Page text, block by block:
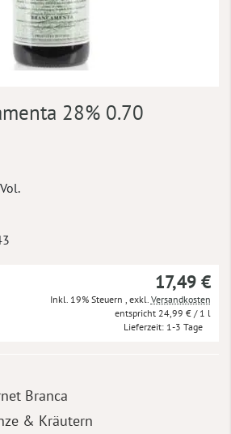
28% 0.70
17,49 €
Inkl. 19% Steuern exkl. Versandkosten
24,99 € / 1 l
Lieferzeit 1-3 Tage
Branca
& Kräutern